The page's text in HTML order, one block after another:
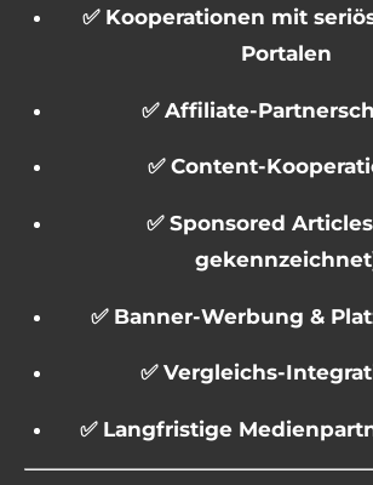
✅ Kooperationen mit
Portalen
✅ Affiliate-
✅ Content-
✅ Sponsored
✅ Banner-Werbung &
✅ Vergleichs-
✅ Langfristige